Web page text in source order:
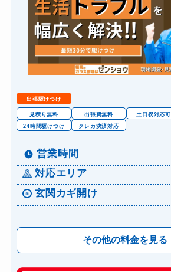
スーツケースカギ開け
スーツケースカギ作成
金庫カギ開け
金庫カギ修理
ロッカーカギ開け
ドアノブカギ開け
ドアノブカギ作成
ドアノブカギ交換
出張駆けつけ
見積り無料 出張費無料 土日祝対応可
24時間駆けつけ
クレカ決済対応
営業時間
対応エリア
玄関カギ開け
その他の料金を見る